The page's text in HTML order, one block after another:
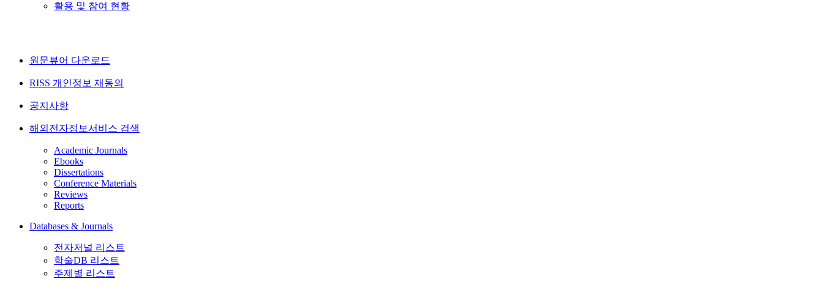
활용 및 참여 현황
원문뷰어 다운로드
RISS 개인정보 재동의
공지사항
해외전자정보서비스 검색
Academic Journals
Ebooks
Dissertations
Conference Materials
Reviews
Reports
Databases & Journals
전자저널 리스트
학술DB 리스트
주제별 리스트